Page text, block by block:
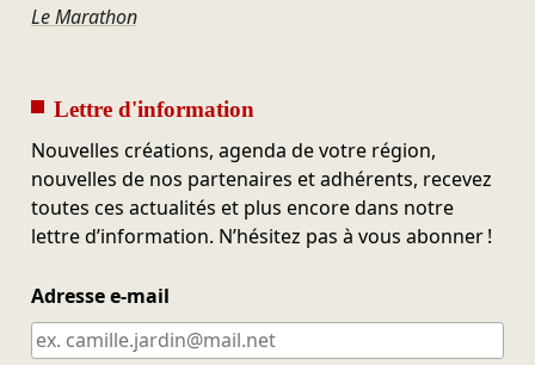
Le Marathon
Lettre d'information
Nouvelles créations, agenda de votre région,
nouvelles de nos partenaires et adhérents, recevez
toutes ces actualités et plus encore dans notre
lettre d’information. N’hésitez pas à vous abonner !
Adresse e-mail